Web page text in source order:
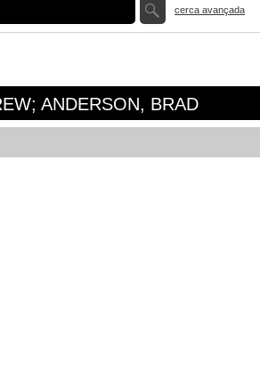
cerca avançada
ANDERSON, BRAD